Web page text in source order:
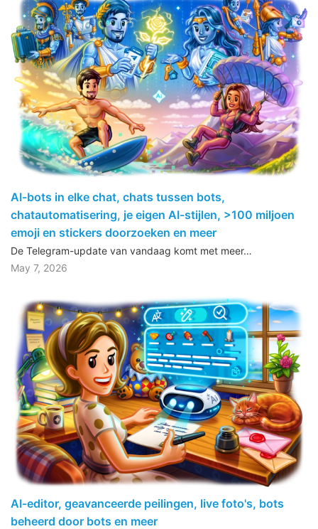
AI-bots in elke chat, chats tussen bots,
chatautomatisering, je eigen AI-stijlen, >100 miljoen
emoji en stickers doorzoeken en meer
De Telegram-update van vandaag komt met meer…
May 7, 2026
AI-editor, geavanceerde peilingen, live foto's, bots
beheerd door bots en meer